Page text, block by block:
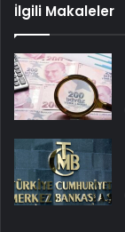
İlgili Makaleler